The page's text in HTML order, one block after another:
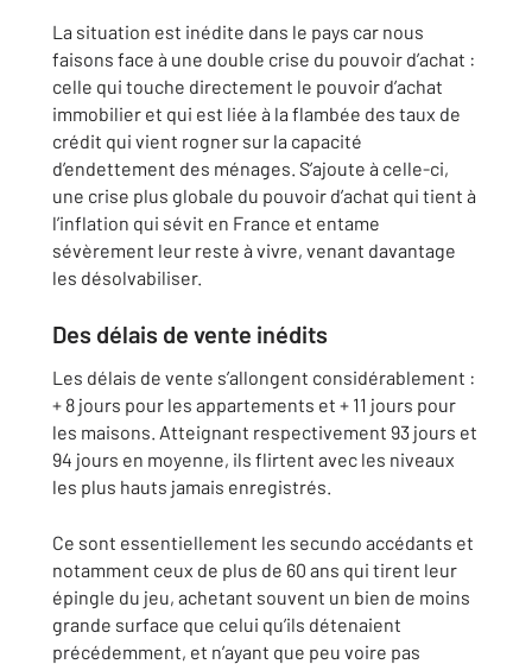
La situation est inédite dans le pays car nous
faisons face à une double crise du pouvoir d’achat :
celle qui touche directement le pouvoir d’achat
immobilier et qui est liée à la flambée des taux de
crédit qui vient rogner sur la capacité
d’endettement des ménages. S’ajoute à celle-ci,
une crise plus globale du pouvoir d’achat qui tient à
l’inflation qui sévit en France et entame
sévèrement leur reste à vivre, venant davantage
les désolvabiliser.
Des délais de vente inédits
Les délais de vente s’allongent considérablement :
+ 8 jours pour les appartements et + 11 jours pour
les maisons. Atteignant respectivement 93 jours et
94 jours en moyenne, ils flirtent avec les niveaux
les plus hauts jamais enregistrés.
Ce sont essentiellement les secundo accédants et
notamment ceux de plus de 60 ans qui tirent leur
épingle du jeu, achetant souvent un bien de moins
grande surface que celui qu’ils détenaient
précédemment, et n’ayant que peu voire pas